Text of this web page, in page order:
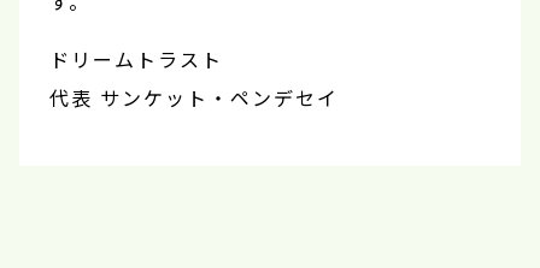
ドリームトラスト
代表 サンケット・ペンデセイ